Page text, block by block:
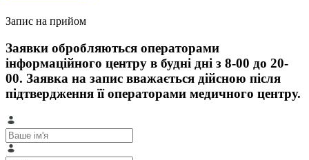
Запис на прийом
Заявки обробляються операторами
інформаційного центру в будні дні з 8-00 до 20-
00. Заявка на запис вважається дійсною після
підтвердження її операторами медичного центру.